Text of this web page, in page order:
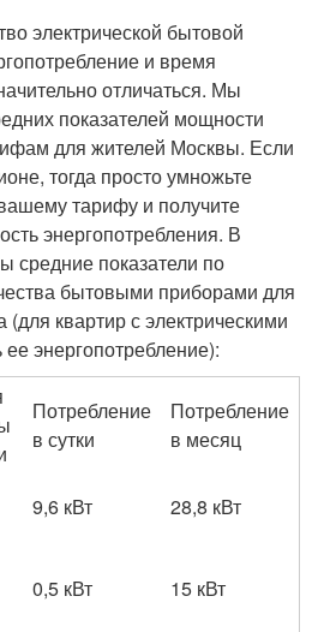
электрической бытовой
и время
отличаться. Мы
показателей мощности
для жителей Москвы. Если
тогда просто умножьте
тарифу и получите
энергопотребления. В
средние показатели по
бытовыми приборами для
(для квартир с электрическими
энергопотребление):
Потребление
в сутки
Потребление
в месяц
9,6 кВт
28,8 кВт
0,5 кВт 15 кВт